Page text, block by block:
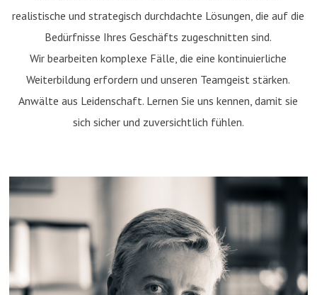
realistische und strategisch durchdachte Lösungen, die auf die
Bedürfnisse Ihres Geschäfts zugeschnitten sind.
Wir bearbeiten komplexe Fälle, die eine kontinuierliche
Weiterbildung erfordern und unseren Teamgeist stärken.
Anwälte aus Leidenschaft. Lernen Sie uns kennen, damit sie
sich sicher und zuversichtlich fühlen.